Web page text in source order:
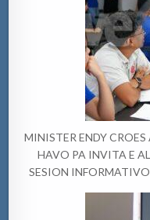
MINISTER ENDY
HAVO PA INVITA E
SESION